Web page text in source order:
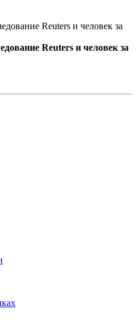
Reuters и человек за